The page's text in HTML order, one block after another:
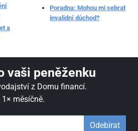
a
Poradna: Mohou mi sebrat
invalidní důchod?
vaši peněženku
z Domu financí.
měsíčně.
Odebírat